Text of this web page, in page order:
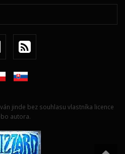
jinde bez souhlasu vlastníka licence
autora.